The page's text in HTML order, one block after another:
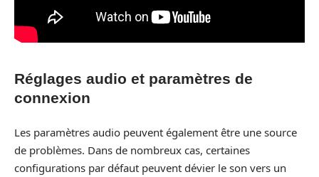
Réglages audio et paramètres de
connexion
Les paramètres audio peuvent également être une source
de problèmes. Dans de nombreux cas, certaines
configurations par défaut peuvent dévier le son vers un